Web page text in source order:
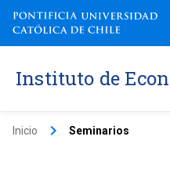
Instituto de
Inicio keyboard_arrow_right Seminarios